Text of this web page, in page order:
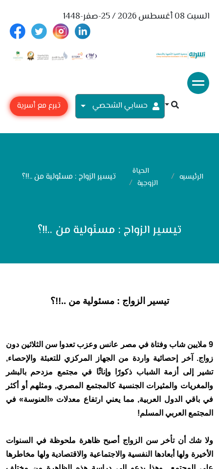
السبت 08 أغسطس 2026 / 25-صفر-1448
حسابي الشحصي تبرع مع أسرية
الرئيسيه
الحياة
الزوجية
تيسير الزواج : مسئولية من ..!!؟
تيسير الزواج : مسئولية من ..!!؟
تيسير الزواج : مسئولية من ..!!؟
9 ملايين شاب وفتاة في مصر عانس وعزب تعدوا سن الثلاثين دون
زواج. آخر إحصائية واردة من الجهاز المركزي للتعبئة والإحصاء,
تشير إلى أزمة الشباب ذكورًا وإناثًا في مجتمع مزدحم بالبشر
والمغريات والمثيرات الجنسية كالمجتمع المصري, ومثلهم أو أكثر
في باقي الدول العربية, مما يعني ارتفاع معدلات «العنوسة» في
المجتمع العربي المسلم!
ولا شك أن تأخر سن الزواج أصبح ظاهرة ملحوظة في السنوات
الأخيرة ولها أبعادها النفسية والاجتماعية والاقتصادية ولها مخاطرها